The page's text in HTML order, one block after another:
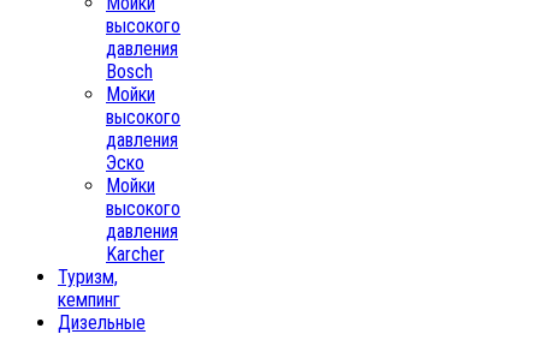
высокого
давления
Bosch
Мойки
высокого
давления
Эско
Мойки
высокого
давления
Karcher
Туризм,
кемпинг
Дизельные